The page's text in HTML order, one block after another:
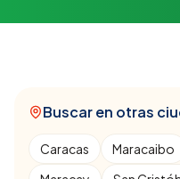
Buscar en otras
Caracas Maracaibo